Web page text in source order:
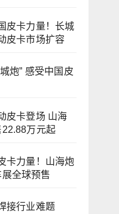
皮卡力量！长城
皮卡市场扩容
炮” 感受中国皮
皮卡登场 山海
万元起
卡力量！山海炮
全球预售
接行业难题